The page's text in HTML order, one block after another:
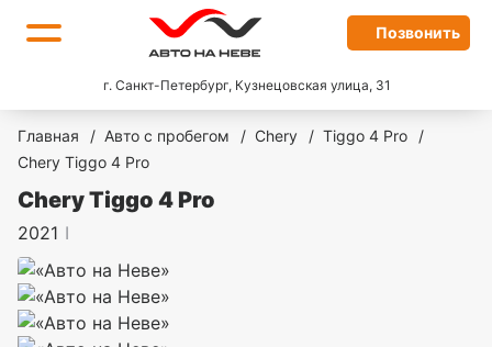
г. Санкт-Петербург, Кузнецовская улица, 31
Позвонить
Главная / Авто с пробегом / Chery / Tiggo 4 Pro
/
Chery Tiggo 4 Pro
Chery Tiggo 4 Pro
2021 I